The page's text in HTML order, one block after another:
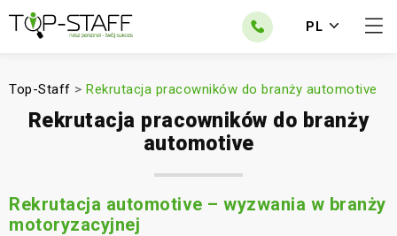
PL
Top-Staff > Rekrutacja pracowników do branży automotive
Rekrutacja pracowników do branży
automotive
Rekrutacja automotive – wyzwania w branży
motoryzacyjnej